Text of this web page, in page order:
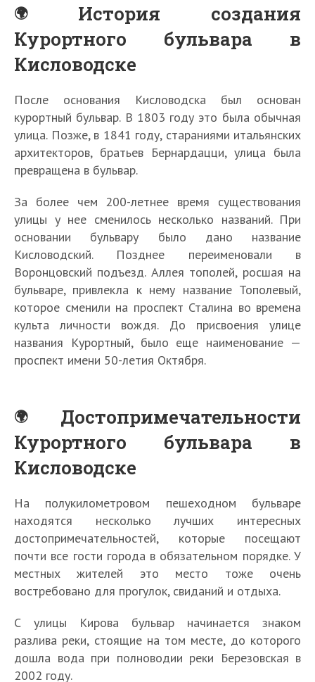
История создания
Курортного бульвара в
Кисловодске
После основания Кисловодска был основан
курортный бульвар. В 1803 году это была обычная
улица. Позже, в 1841 году, стараниями итальянских
архитекторов, братьев Бернардацци, улица была
превращена в бульвар.
За более чем 200-летнее время существования
улицы у нее сменилось несколько названий. При
основании бульвару было дано название
Кисловодский. Позднее переименовали в
Воронцовский подъезд. Аллея тополей, росшая на
бульваре, привлекла к нему название Тополевый,
которое сменили на проспект Сталина во времена
культа личности вождя. До присвоения улице
названия Курортный, было еще наименование —
проспект имени 50-летия Октября.
Достопримечательности
Курортного бульвара в
Кисловодске
На полукилометровом пешеходном бульваре
находятся несколько лучших интересных
достопримечательностей, которые посещают
почти все гости города в обязательном порядке. У
местных жителей это место тоже очень
востребовано для прогулок, свиданий и отдыха.
С улицы Кирова бульвар начинается знаком
разлива реки, стоящие на том месте, до которого
дошла вода при полноводии реки Березовская в
2002 году.